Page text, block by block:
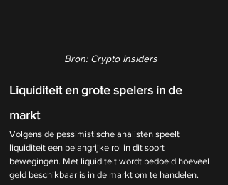
Bron: Crypto Insiders
Liquiditeit en grote spelers in de
markt
Volgens de pessimistische analisten speelt
liquiditeit een belangrijke rol in dit soort
bewegingen. Met liquiditeit wordt bedoeld hoeveel
geld beschikbaar is in de markt om te handelen.